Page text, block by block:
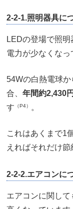
2-2-1.照明器具に
LEDの登場で照
電力が少なくなっ
54Wの白熱電球
合、 年間約2,430
す （P4） 。
これはあくまで1
えればそれだけ節
2-2-2.エアコンに
エアコンに関し